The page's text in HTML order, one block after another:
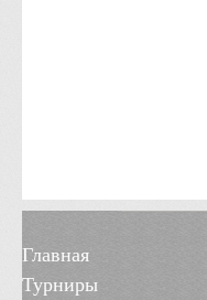
Главная
Турниры